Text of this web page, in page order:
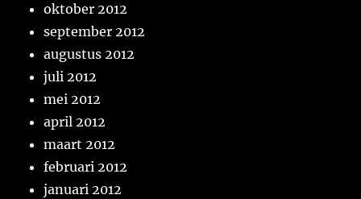
oktober 2012
september 2012
augustus 2012
juli 2012
mei 2012
april 2012
maart 2012
februari 2012
januari 2012